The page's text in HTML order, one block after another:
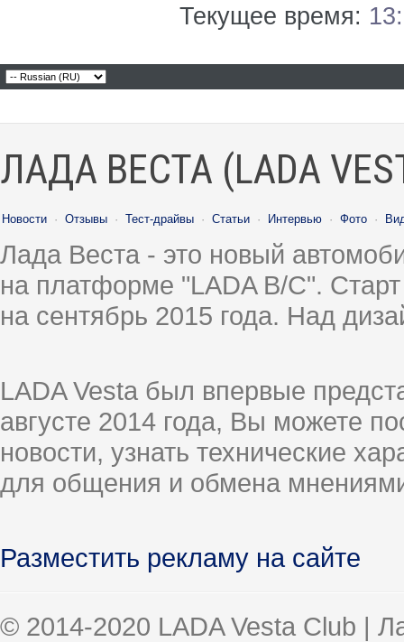
Текущее время:
ЛАДА ВЕСТА (LADA
Новости · Отзывы · Тест-драйвы · Статьи · Интервью · Фото ·
Лада Веста - это новый
на платформе "LADA B/C".
на сентябрь 2015 года. Над
LADA Vesta был впервые
августе 2014 года, Вы можете
новости, узнать технические
для общения и обмена
Разместить рекламу на сайте
© 2014-2020 LADA Vesta Club |